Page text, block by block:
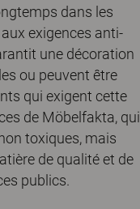
dans les
exigences anti-
une décoration
ou peuvent être
qui exigent cette
de Möbelfakta, qui
toxiques, mais
de qualité et de
publics.